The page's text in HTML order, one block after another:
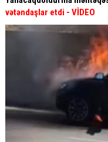
vətəndaşlar etdi - VİDEO